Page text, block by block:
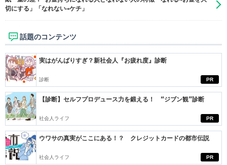
切にする」「なれない→ケチ」
話題のコンテンツ
PR
実はがんばりすぎ？新社会人『お疲れ度』診断
診断
PR
【診断】セルフプロデュース力を鍛える！ “ジブン観”診断
社会人ライフ
PR
ウワサの真実がここにある！？ クレジットカードの都市伝説
社会人ライフ